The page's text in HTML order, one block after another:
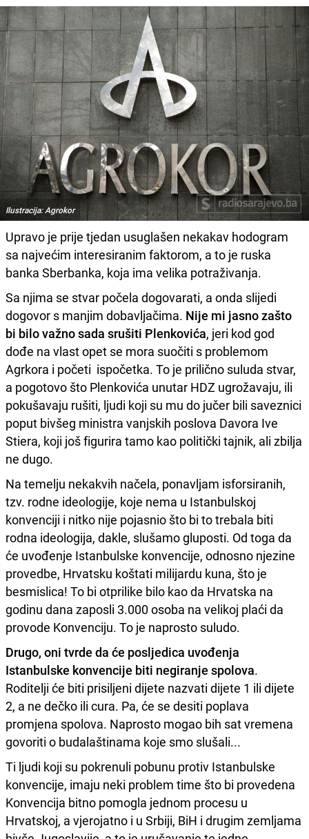
Ilustracija: Agrokor
Upravo je prije tjedan usuglašen nekakav hodogram
sa najvećim interesiranim faktorom, a to je ruska
banka Sberbanka, koja ima velika potraživanja.
Sa njima se stvar počela dogovarati, a onda slijedi
dogovor s manjim dobavljačima. Nije mi jasno zašto
bi bilo važno sada srušiti Plenkovića, jeri kod god
dođe na vlast opet se mora suočiti s problemom
Agrkora i početi ispočetka. To je prilično suluda stvar,
a pogotovo što Plenkovića unutar HDZ ugrožavaju, ili
pokušavaju rušiti, ljudi koji su mu do jučer bili saveznici
poput bivšeg ministra vanjskih poslova Davora Ive
Stiera, koji još figurira tamo kao politički tajnik, ali zbilja
ne dugo.
Na temelju nekakvih načela, ponavljam isforsiranih,
tzv. rodne ideologije, koje nema u Istanbulskoj
konvenciji i nitko nije pojasnio što bi to trebala biti
rodna ideologija, dakle, slušamo gluposti. Od toga da
će uvođenje Istanbulske konvencije, odnosno njezine
provedbe, Hrvatsku koštati milijardu kuna, što je
besmislica! To bi otprilike bilo kao da Hrvatska na
godinu dana zaposli 3.000 osoba na velikoj plaći da
provode Konvenciju. To je naprosto suludo.
Drugo, oni tvrde da će posljedica uvođenja
Istanbulske konvencije biti negiranje spolova.
Roditelji će biti prisiljeni dijete nazvati dijete 1 ili dijete
2, a ne dečko ili cura. Pa, će se desiti poplava
promjena spolova. Naprosto mogao bih sat vremena
govoriti o budalaštinama koje smo slušali...
Ti ljudi koji su pokrenuli pobunu protiv Istanbulske
konvencije, imaju neki problem time što bi provedena
Konvencija bitno pomogla jednom procesu u
Hrvatskoj, a vjerojatno i u Srbiji, BiH i drugim zemljama